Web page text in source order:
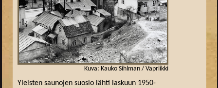
Kuva: Kauko Sihlman / Vapriikki
Yleisten saunojen suosio lähti laskuun 1950-